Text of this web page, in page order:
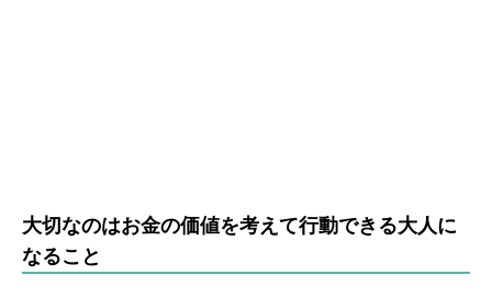
大切なのはお金の価値を考えて行動できる大人に
なること